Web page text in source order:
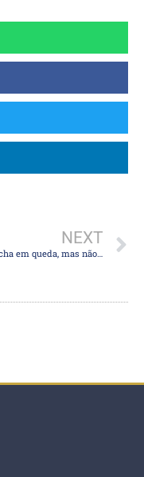
NEXT
Dólar fecha em queda, mas não sustenta mínimas abaixo de R$ 5